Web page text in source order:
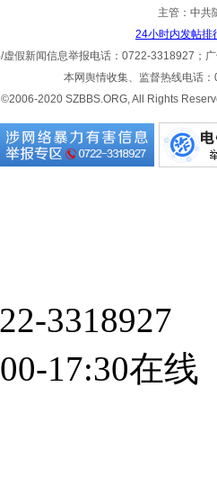
主管：中
24小时内发帖排
虚假新闻信息举报电话：0722-3318927；
本网舆情收集、监督热线电话
2020 SZBBS.ORG, All Rights
3318927
17:30在线